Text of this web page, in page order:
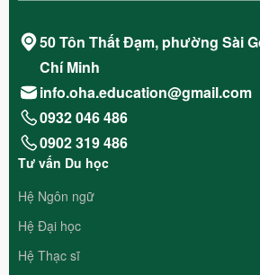
50 Tôn Thất Đạm, phường Sài
Chí Minh
info.oha.education@gmail.com
0932 046 486
0902 319 486
Tư vấn Du học
Hệ Ngôn ngữ
Hệ Đại học
Hệ Thạc sĩ